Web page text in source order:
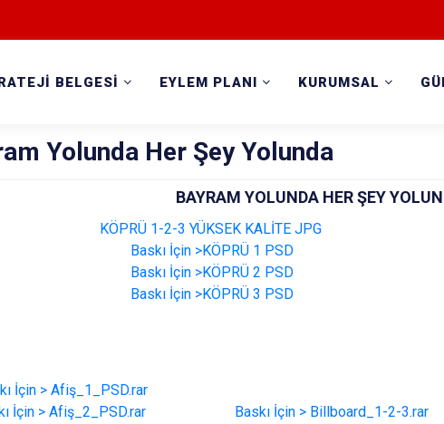
BELGESİ EYLEM PLANI KURUMSAL
Yolunda Her Şey Yolunda
BAYRAM YOLUNDA HER ŞEY
KÖPRÜ 1-2-3 YÜKSEK KALİTE JPG
Baskı İçin >KÖPRÜ 1 PSD
Baskı İçin >KÖPRÜ 2 PSD
Baskı İçin >KÖPRÜ 3 PSD
İçin > Afiş_1_PSD.rar
İçin > Afiş_2_PSD.rar
Baskı İçin > Billboard_1-2-3.rar